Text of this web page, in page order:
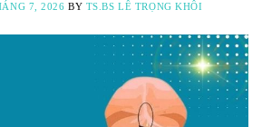
7, 2026 BY TS.BS LÊ TRỌNG KHÔI